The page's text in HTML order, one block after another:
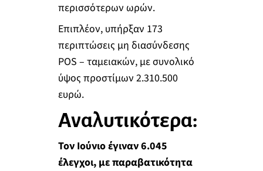
περισσότερων ωρών.
Επιπλέον, υπήρξαν 173
περιπτώσεις μη διασύνδεσης
POS – ταμειακών, με συνολικό
ύψος προστίμων 2.310.500
ευρώ.
Αναλυτικότερα:
Τον Ιούνιο έγιναν 6.045
έλεγχοι, με παραβατικότητα